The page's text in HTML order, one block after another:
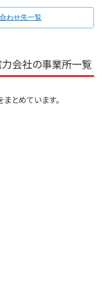
わせ先一覧
会社の事業所一覧
とめています。